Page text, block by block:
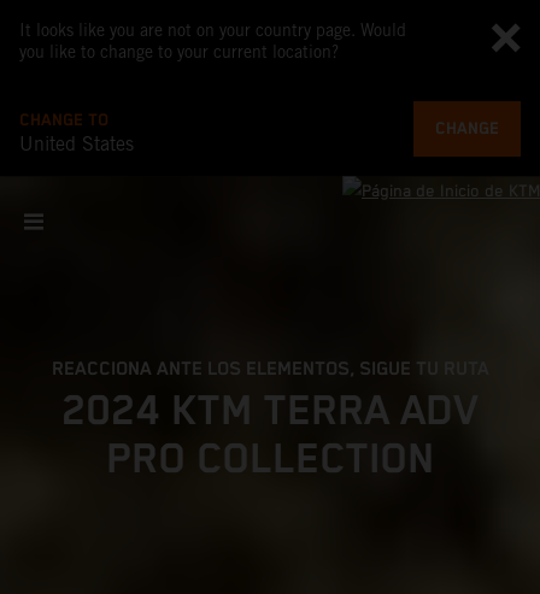
It looks like you are not on your country page. Would
you like to change to your current location?
CHANGE TO
United States
CHANGE
REACCIONA ANTE LOS ELEMENTOS, SIGUE TU RUTA
2024 KTM TERRA ADV
PRO COLLECTION